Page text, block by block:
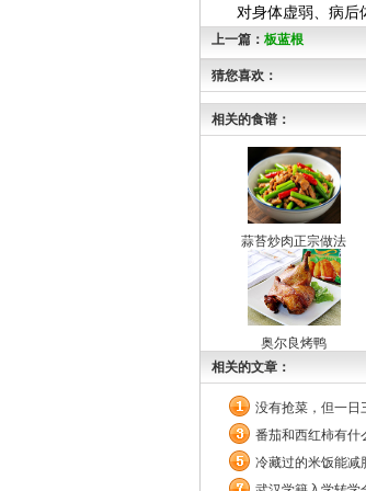
对身体虚弱、病后体
上一篇： 板蓝根
猜您喜欢：
相关的食谱：
蒜苔炒肉正宗做法
奥尔良烤鸭
相关的文章：
没有抢菜，但一日
番茄和西红柿有什
冷藏过的米饭能减